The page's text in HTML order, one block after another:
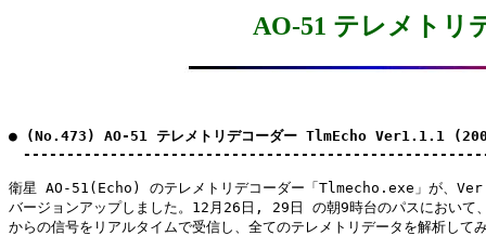
AO-51 テレメトリ
● (No.473) AO-51 テレメトリデコーダー TlmEcho Ver1.1.1
衛星 AO-51(Echo) のテレメトリデコーダー「Tlmecho.exe」が、
バージョンアップしました。12月26日, 29日 の朝9時台のパスにおいて
からの信号をリアルタイムで受信し、全てのテレメトリデータを解析して